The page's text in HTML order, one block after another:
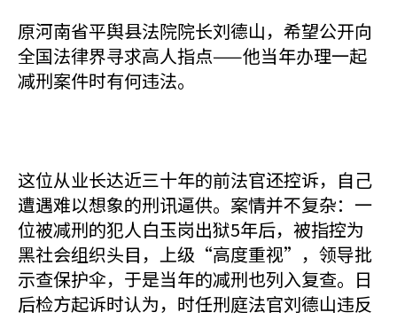
原河南省平舆县法院院长刘德山，希望公开向
全国法律界寻求高人指点——他当年办理一起
减刑案件时有何违法。
这位从业长达近三十年的前法官还控诉，自己
遭遇难以想象的刑讯逼供。案情并不复杂：一
位被减刑的犯人白玉岗出狱5年后，被指控为
黑社会组织头目，上级“高度重视”，领导批
示查保护伞，于是当年的减刑也列入复查。日
后检方起诉时认为，时任刑庭法官刘德山违反